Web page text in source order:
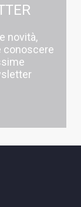
novità,
conoscere